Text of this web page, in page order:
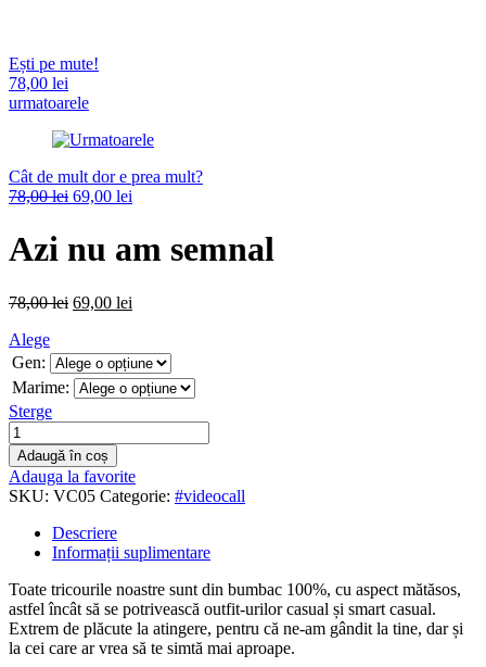
Ești pe mute!
78,00 lei
urmatoarele
Cât de mult dor e prea mult?
78,00lei 69,00 lei
Azi nu am semnal
78,00lei 69,00 lei
Alege
Gen:
Marime:
Sterge
Adaugă în coș
Adauga la favorite
SKU: VC05 Categorie: #videocall
Descriere
Informații suplimentare
Toate tricourile noastre sunt din bumbac 100%, cu aspect mătăsos,
astfel încât să se potrivească outfit-urilor casual și smart casual.
Extrem de plăcute la atingere, pentru că ne-am gândit la tine, dar și
la cei care ar vrea să te simtă mai aproape.